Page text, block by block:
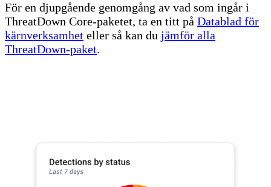
För en djupgående genomgång av vad som ingår i
ThreatDown Core-paketet, ta en titt på Datablad för
kärnverksamhet eller så kan du jämför alla
ThreatDown-paket.